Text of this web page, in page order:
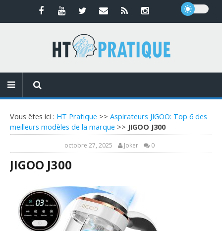
Vous êtes ici : HT Pratique >> Aspirateurs JIGOO: Top 6 des
meilleurs modèles de la marque >> JIGOO J300
octobre 27, 2025 Joker 0
JIGOO J300